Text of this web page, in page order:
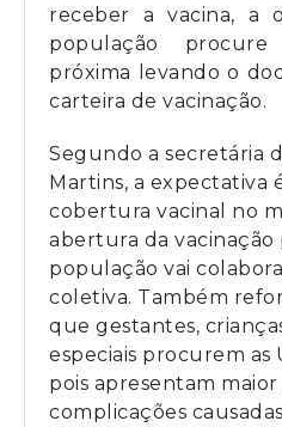
receber a vacina, a
população
próxima levando o
carteira de vacinação.
Segundo a secretária
Martins, a expectativa
cobertura vacinal no
abertura da vacinação
população vai
coletiva. Também
que gestantes,
especiais procurem as
pois apresentam maior
complicações